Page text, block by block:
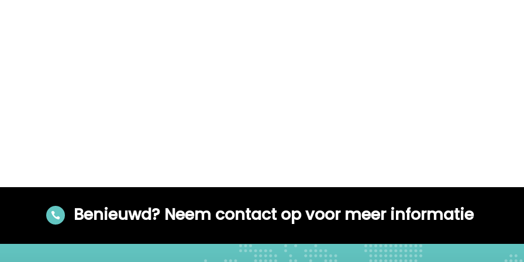
 Benieuwd? Neem contact op voor meer informatie